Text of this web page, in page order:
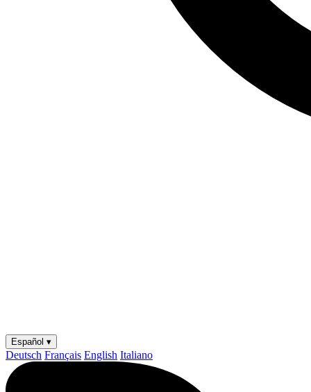
Español ▾
Deutsch Français English Italiano